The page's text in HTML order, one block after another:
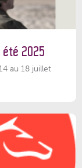
2025
au 18 juillet